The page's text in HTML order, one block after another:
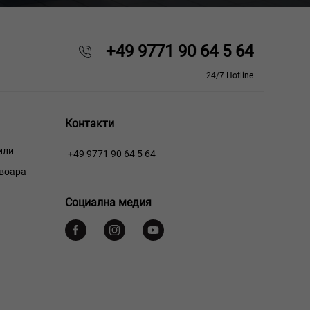
+49 9771 90 64 5 64
24/7 Hotline
Контакти
+49 9771 90 64 5 64
Социална медия